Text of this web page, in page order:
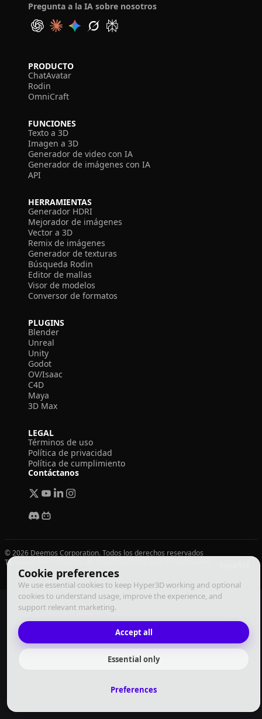
Cookie preferences
We use essential cookies to keep Hyper3D working and optional
cookies to understand usage, improve the experience, and
support relevant marketing.
Accept all
Essential only
Preferences
Pregunta a la IA sobre nosotros
PRODUCTO
ChatAvatar
Rodin
OmniCraft
FUNCIONES
Texto a 3D
Imagen a 3D
Generador de video con IA
Generador de imágenes con IA
API
HERRAMIENTAS
Generador HDRI
Mejorador de imágenes
Vector a 3D
Remix de imágenes
Generador de texturas
Búsqueda Rodin
Editor de mallas
Visor de modelos
Conversor de formatos
PLUGINS
Blender
Unreal
Unity
Godot
OV/Isaac
C4D
Maya
3D Max
LEGAL
Términos de uso
Política de privacidad
Política de cumplimiento
Contáctanos
© 2026 Deemos Corporation. Todos los derechos reservados
Términos de Uso